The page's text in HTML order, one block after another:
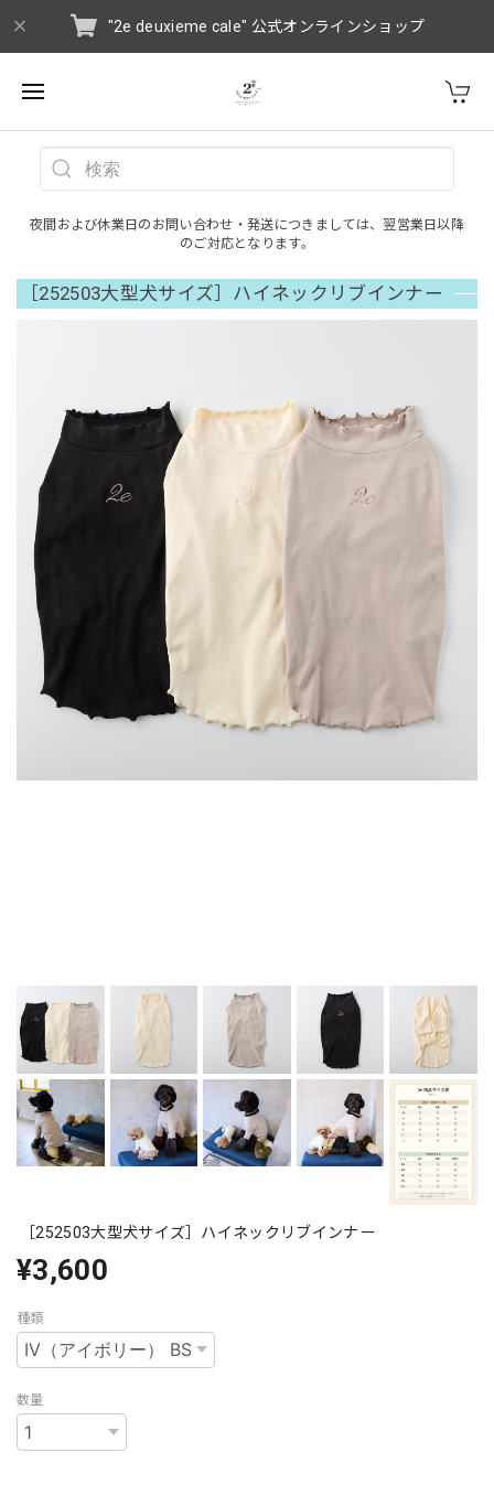
"2e deuxieme cale" 公式オンラインショップ
夜間および休業日のお問い合わせ・発送につきましては、翌営業日以降
のご対応となります。
［252503大型犬サイズ］ハイネックリブインナー
［252503大型犬サイズ］ハイネックリブインナー
¥3,600
種類
数量